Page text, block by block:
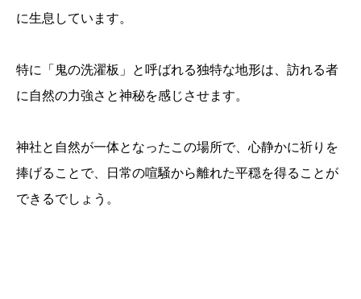
に生息しています。
特に「鬼の洗濯板」と呼ばれる独特な地形は、訪れる者
に自然の力強さと神秘を感じさせます。
神社と自然が一体となったこの場所で、心静かに祈りを
捧げることで、日常の喧騒から離れた平穏を得ることが
できるでしょう。